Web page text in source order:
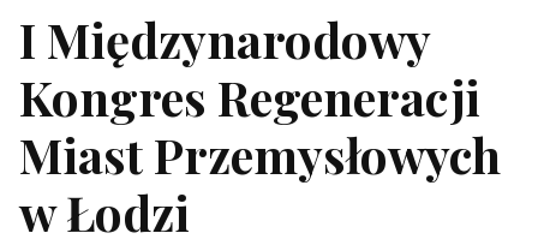
I Międzynarodowy
Kongres Regeneracji
Miast Przemysłowych
w Łodzi